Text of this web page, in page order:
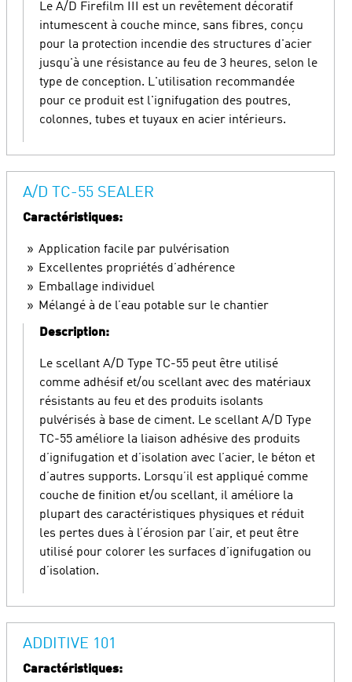
Le A/D Firefilm III est un revêtement décoratif
intumescent à couche mince, sans fibres, conçu
pour la protection incendie des structures d'acier
jusqu'à une résistance au feu de 3 heures, selon le
type de conception. L'utilisation recommandée
pour ce produit est l'ignifugation des poutres,
colonnes, tubes et tuyaux en acier intérieurs.
A/D TC-55 SEALER
Caractéristiques:
Application facile par pulvérisation
Excellentes propriétés d’adhérence
Emballage individuel
Mélangé à de l’eau potable sur le chantier
Description:
Le scellant A/D Type TC-55 peut être utilisé
comme adhésif et/ou scellant avec des matériaux
résistants au feu et des produits isolants
pulvérisés à base de ciment. Le scellant A/D Type
TC-55 améliore la liaison adhésive des produits
d’ignifugation et d’isolation avec l’acier, le béton et
d’autres supports. Lorsqu’il est appliqué comme
couche de finition et/ou scellant, il améliore la
plupart des caractéristiques physiques et réduit
les pertes dues à l’érosion par l’air, et peut être
utilisé pour colorer les surfaces d’ignifugation ou
d’isolation.
ADDITIVE 101
Caractéristiques: